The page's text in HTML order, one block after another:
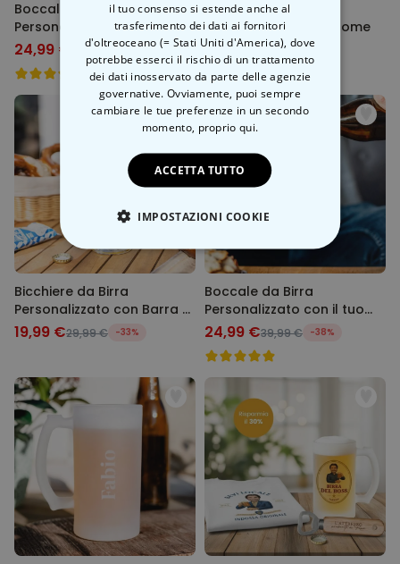
Boccale di Birra
Personalizzato per
l'Oktoberfest
24,99 € 39,99 € -38%
Bicchiere Birra
Personalizzato con Nome
19,99 €29,99 € -33%
Bicchiere da Birra
Personalizzato con Barra di
Caricamento
19,99 €29,99 € -33%
Boccale da Birra
Personalizzato con il tuo
Personaggio
24,99 €39,99 € -38%
il tuo consenso si estende anche al
trasferimento dei dati ai fornitori
d'oltreoceano (= Stati Uniti d'America), dove
potrebbe esserci il rischio di un trattamento
dei dati inosservato da parte delle agenzie
governative. Ovviamente, puoi sempre
cambiare le tue preferenze in un secondo
momento, proprio qui.
ACCETTA TUTTO
IMPOSTAZIONI COOKIE
STRETTAMENTE NECESSARIO
PRESTAZIONI
MARKETING
NON CLASSIFICATO